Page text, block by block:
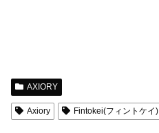
AXIORY
Axiory Fintokei(フィントケイ)